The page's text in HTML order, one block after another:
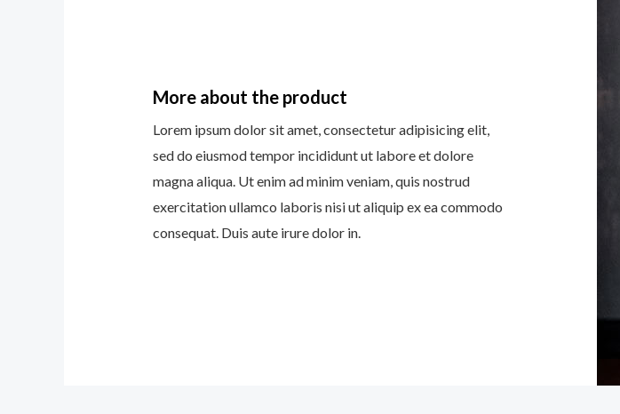
More about the product
Lorem ipsum dolor sit amet, consectetur adipisicing elit,
sed do eiusmod tempor incididunt ut labore et dolore
magna aliqua. Ut enim ad minim veniam, quis nostrud
exercitation ullamco laboris nisi ut aliquip ex ea commodo
consequat. Duis aute irure dolor in.